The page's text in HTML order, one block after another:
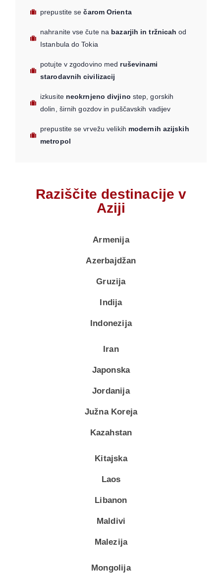
prepustite sečarom Orienta
nahranite vse čute na bazarjih in tržnicah od
Istanbula do Tokia
potujte v zgodovino med ruševinami
starodavnih civilizacij
izkusite neokrnjeno divjino step, gorskih
dolin, širnih gozdov in puščavskih vadijev
prepustite se vrvežu velikih modernih azijskih
metropol
Raziščite destinacije v
Aziji
Armenija
Azerbajdžan
Gruzija
Indija
Indonezija
Iran
Japonska
Jordanija
Južna Koreja
Kazahstan
Kitajska
Laos
Libanon
Maldivi
Malezija
Mongolija